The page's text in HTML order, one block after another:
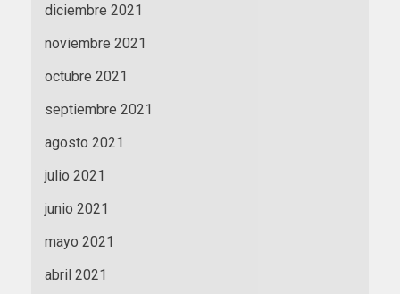
diciembre 2021
noviembre 2021
octubre 2021
septiembre 2021
agosto 2021
julio 2021
junio 2021
mayo 2021
abril 2021